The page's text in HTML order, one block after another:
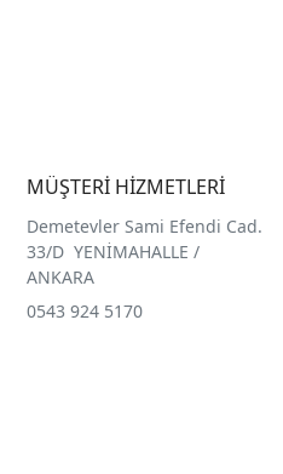
MÜŞTERİ HİZMETLERİ
Demetevler Sami Efendi Cad.
33/D YENİMAHALLE /
ANKARA
0543 924 5170